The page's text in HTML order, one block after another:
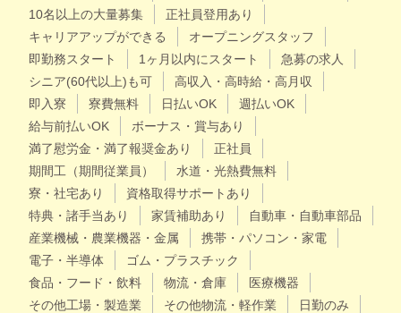
10名以上の大量募集
正社員登用あり
キャリアアップができる
オープニングスタッフ
即勤務スタート
1ヶ月以内にスタート
急募の求人
シニア(60代以上)も可
高収入・高時給・高月収
即入寮
寮費無料 日払いOK
週払いOK
給与前払いOK
ボーナス・賞与あり
満了慰労金・満了報奨金あり
正社員
期間工（期間従業員）
水道・光熱費無料
寮・社宅あり
資格取得サポートあり
特典・諸手当あり
家賃補助あり
自動車・自動車部品
産業機械・農業機器・金属
携帯・パソコン・家電
電子・半導体
ゴム・プラスチック
食品・フード・飲料
物流・倉庫
医療機器
その他工場・製造業
その他物流・軽作業
日勤のみ